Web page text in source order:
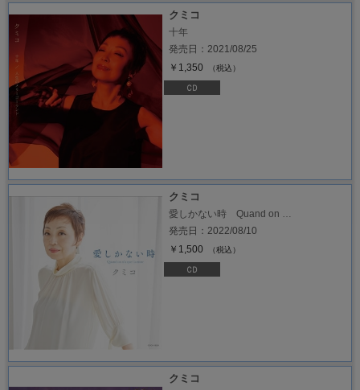
クミコ
十年
発売日：2021/08/25
￥1,350
（税込）
クミコ
愛しかない時 Quand on …
発売日：2022/08/10
￥1,500
（税込）
クミコ